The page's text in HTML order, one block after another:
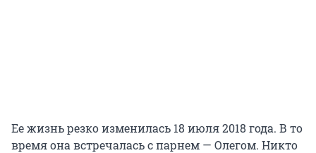
Ее жизнь резко изменилась 18 июля 2018 года. В то
время она встречалась с парнем — Олегом. Никто